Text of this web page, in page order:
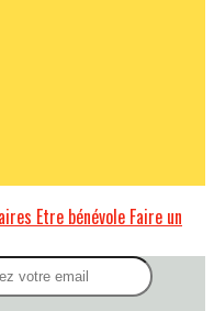
Etre bénévole Faire un